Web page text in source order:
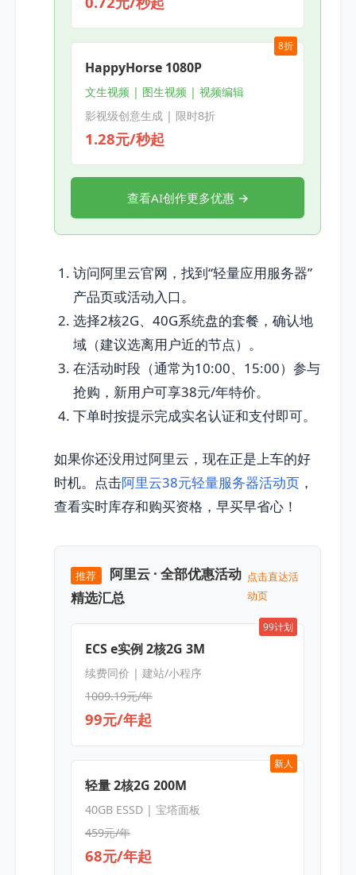
8折
HappyHorse 1080P
文生视频 | 图生视频 | 视频编辑
影视级创意生成 | 限时8折
1.28元/秒起
查看AI创作更多优惠 →
访问阿里云官网，找到“轻量应用服务器”
产品页或活动入口。
选择2核2G、40G系统盘的套餐，确认地
域（建议选离用户近的节点）。
在活动时段（通常为10:00、15:00）参与
抢购，新用户可享38元/年特价。
下单时按提示完成实名认证和支付即可。
如果你还没用过阿里云，现在正是上车的好
时机。点击阿里云38元轻量服务器活动页 ，
查看实时库存和购买资格，早买早省心！
推荐
阿里云 · 全部优惠活动
精选汇总
点击直达活
动页
99计划
ECS e实例 2核2G 3M
续费同价 | 建站/小程序
1009.19元/年
99元/年起
新人
轻量 2核2G 200M
40GB ESSD | 宝塔面板
459元/年
68元/年起